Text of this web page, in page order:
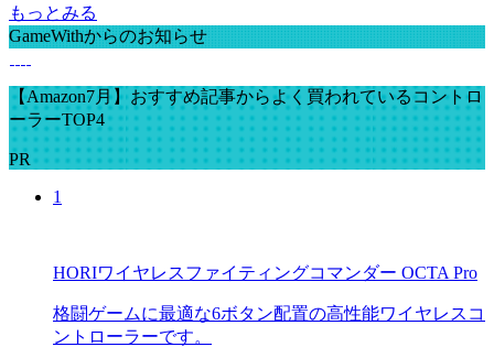
もっとみる
GameWithからのお知らせ
【Amazon7月】おすすめ記事からよく買われているコントロ
ーラーTOP4
PR
1
HORIワイヤレスファイティングコマンダー OCTA Pro
格闘ゲームに最適な6ボタン配置の高性能ワイヤレスコ
ントローラーです。